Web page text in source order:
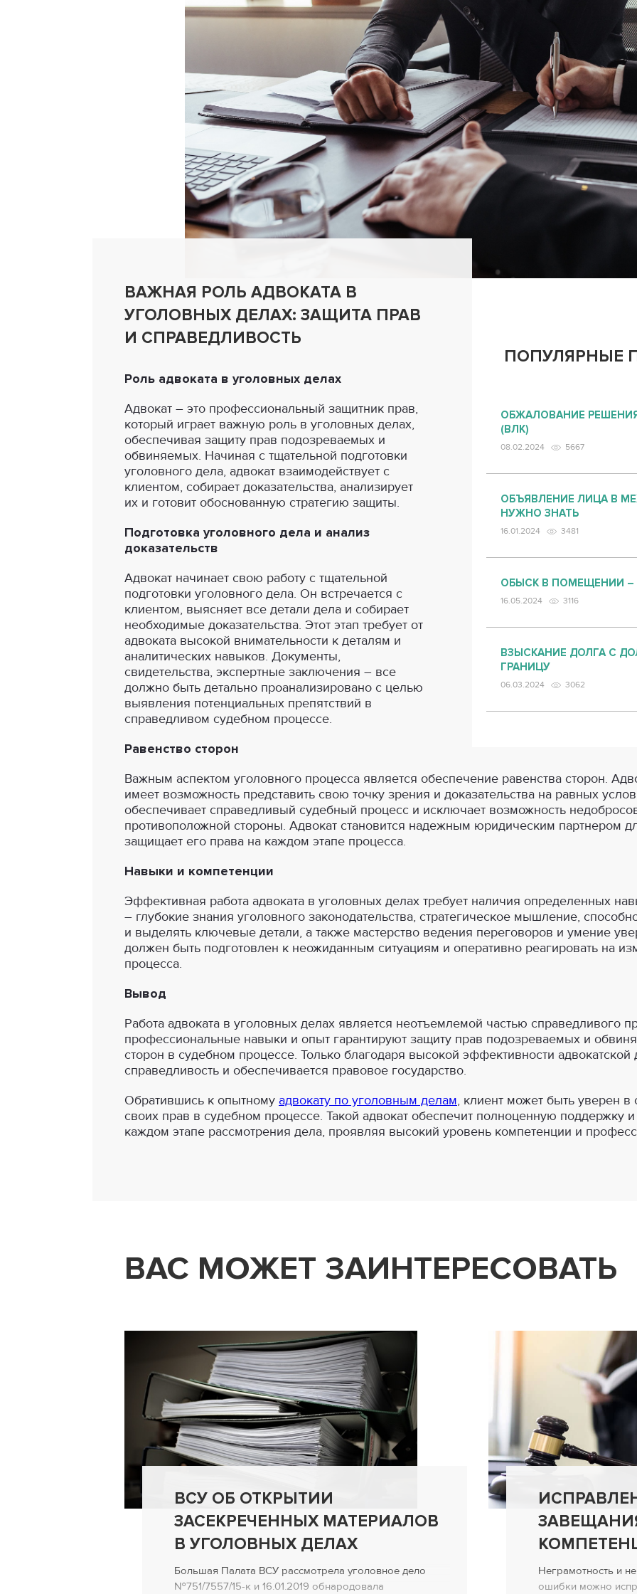
ПОПУЛЯРНЫЕ
ОБЖАЛОВАНИЕ
(ВЛК)
08.02.2024 5667
ОБЪЯВЛЕНИЕ ЛИЦА В
НУЖНО ЗНАТЬ
16.01.2024 3481
ОБЫСК В ПОМЕЩЕНИИ –
16.05.2024 3116
ВЗЫСКАНИЕ ДОЛГА С
ГРАНИЦУ
06.03.2024 3062
ВАЖНАЯ РОЛЬ АДВОКАТА В
УГОЛОВНЫХ ДЕЛАХ: ЗАЩИТА ПРАВ
И СПРАВЕДЛИВОСТЬ
Роль адвоката в уголовных делах
Адвокат – это профессиональный защитник прав,
который играет важную роль в уголовных делах,
обеспечивая защиту прав подозреваемых и
обвиняемых. Начиная с тщательной подготовки
уголовного дела, адвокат взаимодействует с
клиентом, собирает доказательства, анализирует
их и готовит обоснованную стратегию защиты.
Подготовка уголовного дела и анализ
доказательств
Адвокат начинает свою работу с тщательной
подготовки уголовного дела. Он встречается с
клиентом, выясняет все детали дела и собирает
необходимые доказательства. Этот этап требует от
адвоката высокой внимательности к деталям и
аналитических навыков. Документы,
свидетельства, экспертные заключения – все
должно быть детально проанализировано с целью
выявления потенциальных препятствий в
справедливом судебном процессе.
Равенство сторон
Важным аспектом уголовного процесса является обеспечение равенства сторон.
имеет возможность представить свою точку зрения и доказательства на равных
обеспечивает справедливый судебный процесс и исключает возможность
противоположной стороны. Адвокат становится надежным юридическим партнером
защищает его права на каждом этапе процесса.
Навыки и компетенции
Эффективная работа адвоката в уголовных делах требует наличия определенных
– глубокие знания уголовного законодательства, стратегическое мышление,
и выделять ключевые детали, а также мастерство ведения переговоров и умение
должен быть подготовлен к неожиданным ситуациям и оперативно реагировать на
процесса.
Вывод
Работа адвоката в уголовных делах является неотъемлемой частью справедливого
профессиональные навыки и опыт гарантируют защиту прав подозреваемых и
сторон в судебном процессе. Только благодаря высокой эффективности адвокатской
справедливость и обеспечивается правовое государство.
Обратившись к опытному адвокату по уголовным делам, клиент может быть уверен
своих прав в судебном процессе. Такой адвокат обеспечит полноценную поддержку
каждом этапе рассмотрения дела, проявляя высокий уровень компетенции и
ВАС МОЖЕТ ЗАИНТЕРЕСОВАТЬ
ВСУ ОБ ОТКРЫТИИ
ЗАСЕКРЕЧЕННЫХ МАТЕРИАЛОВ
В УГОЛОВНЫХ ДЕЛАХ
Большая Палата ВСУ рассмотрела уголовное дело
№751/7557/15-к и 16.01.2019 обнародовала
Неграмотность и
ошибки можно